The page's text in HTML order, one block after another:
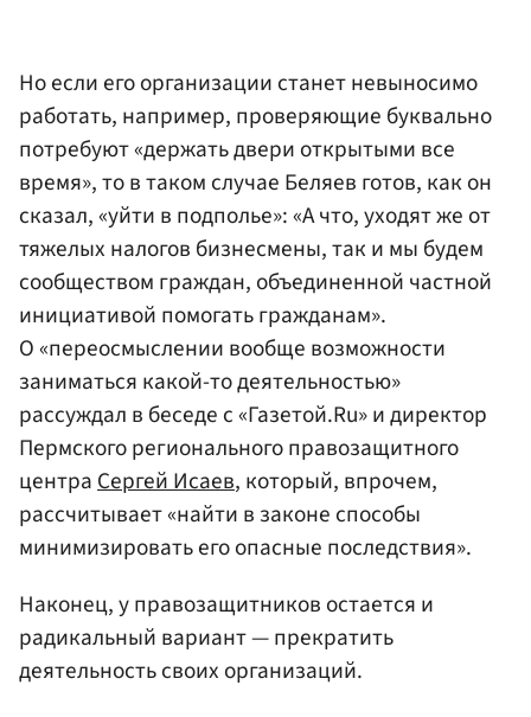
Но если его организации станет невыносимо
работать, например, проверяющие буквально
потребуют «держать двери открытыми все
время», то в таком случае Беляев готов, как он
сказал, «уйти в подполье»: «А что, уходят же от
тяжелых налогов бизнесмены, так и мы будем
сообществом граждан, объединенной частной
инициативой помогать гражданам».
О «переосмыслении вообще возможности
заниматься какой-то деятельностью»
рассуждал в беседе с «Газетой.Ru» и директор
Пермского регионального правозащитного
центраСергей Исаев, который, впрочем,
рассчитывает «найти в законе способы
минимизировать его опасные последствия».
Наконец, у правозащитников остается и
радикальный вариант — прекратить
деятельность своих организаций.